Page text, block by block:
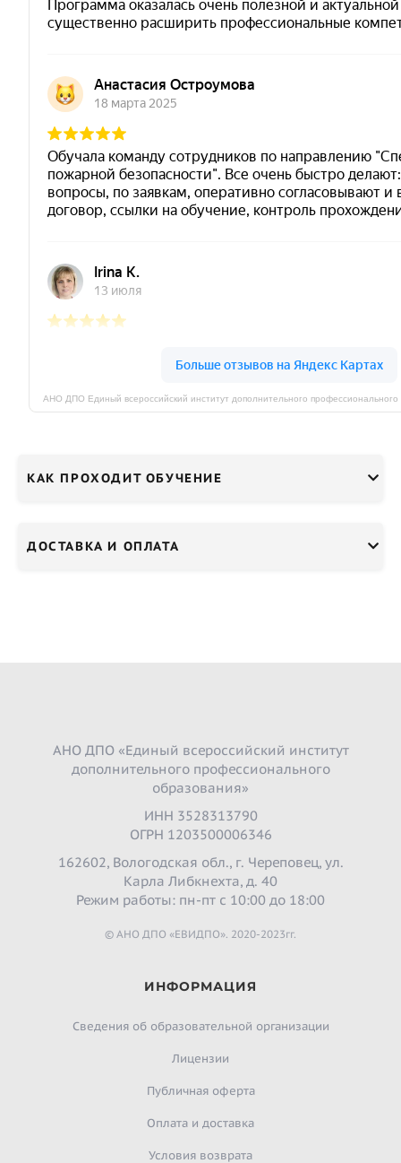
КАК ПРОХОДИТ ОБУЧЕНИЕ
ДОСТАВКА И ОПЛАТА
АНО ДПО «Единый всероссийский институт
дополнительного профессионального
образования»
ИНН 3528313790
ОГРН 1203500006346
162602, Вологодская обл., г. Череповец, ул.
Карла Либкнехта, д. 40
Режим работы: пн-пт с 10:00 до 18:00
© АНО ДПО «ЕВИДПО». 2020-2023гг.
ИНФОРМАЦИЯ
Сведения об образовательной организации
Лицензии
Публичная оферта
Оплата и доставка
Условия возврата